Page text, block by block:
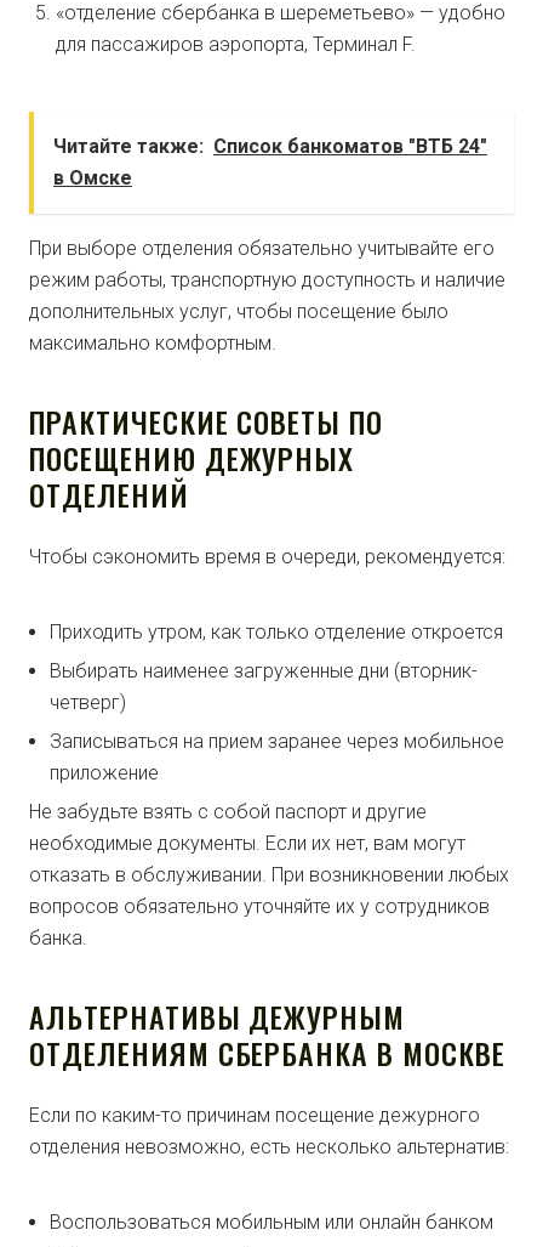
«отделение сбербанка в шереметьево» — удобно
для пассажиров аэропорта, Терминал F.
Читайте также: Список банкоматов "ВТБ 24"
в Омске
При выборе отделения обязательно учитывайте его
режим работы, транспортную доступность и наличие
дополнительных услуг, чтобы посещение было
максимально комфортным.
ПРАКТИЧЕСКИЕ СОВЕТЫ ПО
ПОСЕЩЕНИЮ ДЕЖУРНЫХ
ОТДЕЛЕНИЙ
Чтобы сэкономить время в очереди, рекомендуется:
Приходить утром, как только отделение откроется
Выбирать наименее загруженные дни (вторник-
четверг)
Записываться на прием заранее через мобильное
приложение
Не забудьте взять с собой паспорт и другие
необходимые документы. Если их нет, вам могут
отказать в обслуживании. При возникновении любых
вопросов обязательно уточняйте их у сотрудников
банка.
АЛЬТЕРНАТИВЫ ДЕЖУРНЫМ
ОТДЕЛЕНИЯМ СБЕРБАНКА В МОСКВЕ
Если по каким-то причинам посещение дежурного
отделения невозможно, есть несколько альтернатив:
Воспользоваться мобильным или онлайн банком